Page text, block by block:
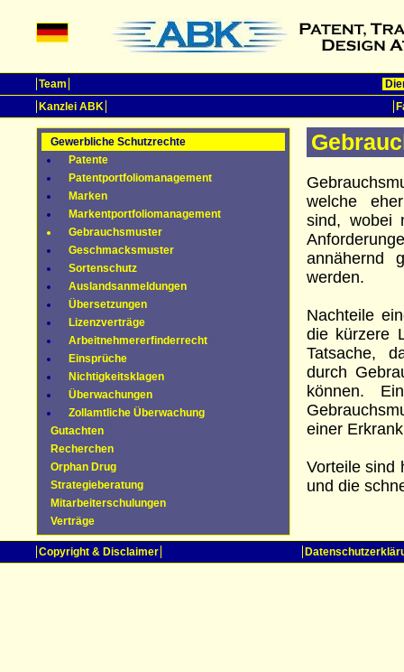
Team
Kanzlei ABK
Gewerbliche Schutzrechte
Patente
Patentportfoliomanagement
Marken
Markentportfoliomanagement
Gebrauchsmuster
Geschmacksmuster
Sortenschutz
Auslandsanmeldungen
Übersetzungen
Lizenzverträge
Arbeitnehmererfinderrecht
Einsprüche
Nichtigkeitsklagen
Überwachungen
Zollamtliche Überwachung
Gutachten
Recherchen
Orphan Drug
Strategieberatung
Mitarbeiterschulungen
Verträge
welche
sind, wobei
annähernd
werden.
Nachteile
die kürzere
Tatsache,
durch
können.
einer
Vorteile sind
und die
Copyright & Disclaimer